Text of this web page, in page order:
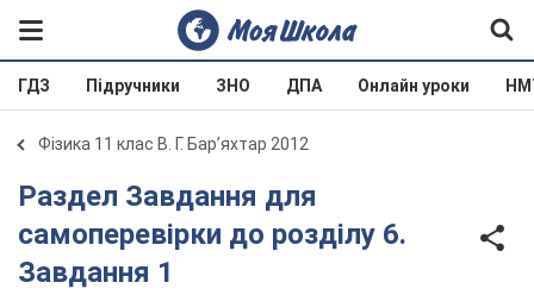
ГДЗ Підручники ЗНО ДПА Онлайн уроки
Фізика 11 клас В. Г. Бар’яхтар 2012
Раздел Завдання для
самоперевірки до розділу 6.
Завдання 1